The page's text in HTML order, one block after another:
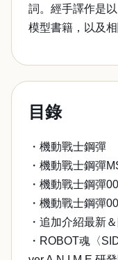
詞。經手譯作是
模型書籍，以及
目錄
・機動戰士鋼彈
・機動戰士鋼彈
・機動戰士鋼彈
・機動戰士鋼彈
・追加介紹最新
・ROBOT魂〈